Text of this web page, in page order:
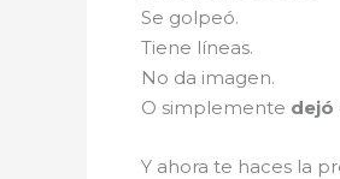
Se golpeó.
Tiene líneas.
No da imagen.
O simplemente dejó
Y ahora te haces la